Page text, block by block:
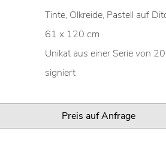
Tinte, Ölkreide, Pastell auf
61 x 120 cm
Unikat aus einer Serie von 20
signiert
Preis auf Anfrage